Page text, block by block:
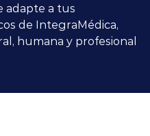
adapte a tus
de IntegraMédica,
humana y profesional